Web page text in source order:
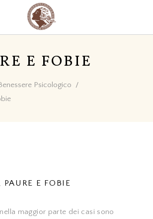
E FOBIE
Psicologico /
PAURE E FOBIE
maggior parte dei casi sono